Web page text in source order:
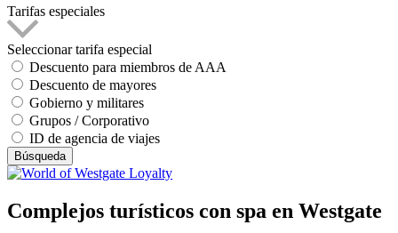
Tarifas especiales
Seleccionar tarifa especial
Descuento para miembros de AAA
Descuento de mayores
Gobierno y militares
Grupos / Corporativo
ID de agencia de viajes
Búsqueda
Complejos turísticos con spa en Westgate